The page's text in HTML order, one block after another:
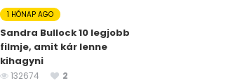
1 HÓNAP AGO
Sandra Bullock 10 legjobb
filmje, amit kár lenne
kihagyni
132674
2